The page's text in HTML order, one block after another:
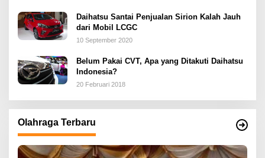
Daihatsu Santai Penjualan Sirion Kalah Jauh
dari Mobil LCGC
10 September 2020
Belum Pakai CVT, Apa yang Ditakuti Daihatsu
Indonesia?
20 Februari 2018
Olahraga Terbaru